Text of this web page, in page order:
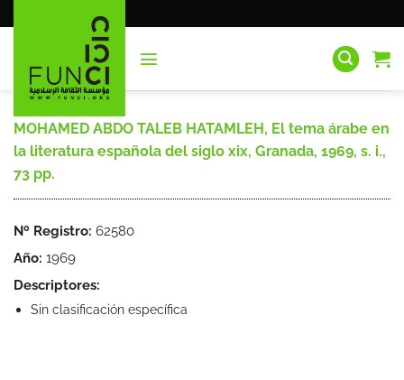
al
MOHAMED ABDO TALEB HATAMLEH, El tema árabe en
la literatura española del siglo xix, Granada, 1969, s. i.,
73 pp.
Nº Registro: 62580
Año: 1969
Descriptores:
Sin clasificación específica